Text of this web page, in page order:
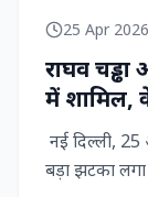
25 Apr 2026
राघव
में शामिल,
राजनीतिक
नई दिल्ली,
बड़ा झटका लगा